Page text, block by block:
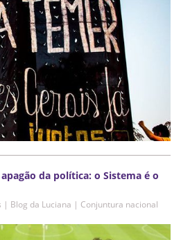
da política: o Sistema é o
| Blog da Luciana | Conjuntura nacional